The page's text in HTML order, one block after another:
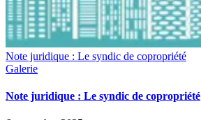
Note juridique : Le syndic de copropriété
Galerie
Note juridique : Le syndic de copropriété